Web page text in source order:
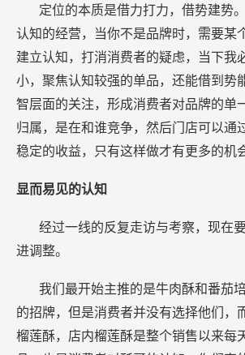
定位的本质是借力打力，借势建势
认知的经营，当你不是品牌时，需要某
建立认知，打消消费者的疑虑，当下我
小，聚焦认知较强的单品，还能借到势
智层面的关注，形成消费者对品牌的单
归属，是在和谁竞争，然后门店可以通
稳定的收益，只有这样做才有更多的机
显而易见的认知
经过一线的反复走访与考察，现在
进调整。
我们最开始主推的是牛肉酥和番茄
的招牌，但是消费者并没有选择他们，
榴莲酥，店内榴莲酥是整个销售以来每